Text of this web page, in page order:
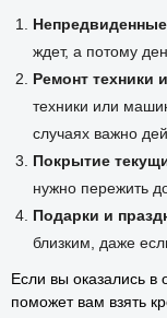
ждет, а потому
Ремонт техники
техники или
случаях важно
Покрытие
нужно пережить
Подарки и
близким, даже
Если вы оказались в
поможет вам взять